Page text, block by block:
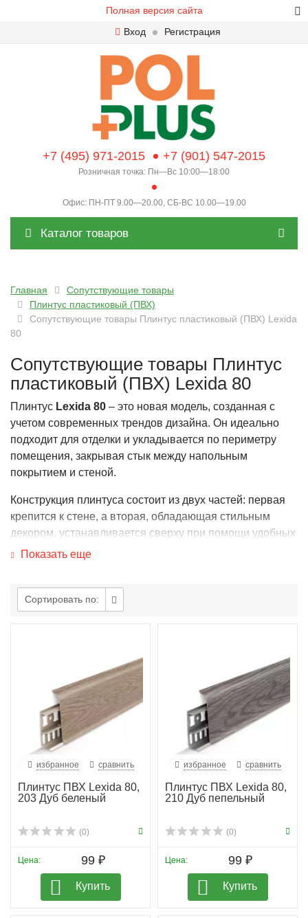
Полная версия сайта
Вход
Регистрация
+7 (495) 971-2015 +7 (901) 547-2015
Розничная точка: Пн—Вс 10:00—18:00
Офис: ПН-ПТ 9.00—20.00, СБ-ВС 10.00—19.00
Каталог товаров
Главная
Сопутствующие товары
Плинтус пластиковый (ПВХ)
Сопутствующие товары Плинтус пластиковый (ПВХ) Lexida
80
Сопутствующие товары Плинтус
пластиковый (ПВХ) Lexida 80
Плинтус Lexida 80 – это новая модель, созданная с
учетом современных трендов дизайна. Он идеально
подходит для отделки и укладывается по периметру
помещения, закрывая стык между напольным
покрытием и стеной.
Конструкция плинтуса состоит из двух частей: первая
крепится к стене, а вторая, обладающая стильным
декором, устанавливается сверху при помощи удобных
защелок. Мягкий обрезиненный край не только придает
Кроме того, между двумя частями предусмотрены
кабели, обеспечивая порядок и удобство в
использовании.
С разнообразием цветов и современных дизайнов,
плинтус Lexida 80 легко впишется в любой интерьер,
подчеркивая стиль вашего помещения и гармонируя с
большинством напольных покрытий.
Показать еще
Сортировать по:
избранное сравнить
Плинтус ПВХ Lexida 80,
203 Дуб беленый
(0)
Цена: 99 ₽
Купить
избранное сравнить
Плинтус ПВХ Lexida 80,
210 Дуб пепельный
(0)
Цена: 99 ₽
Купить